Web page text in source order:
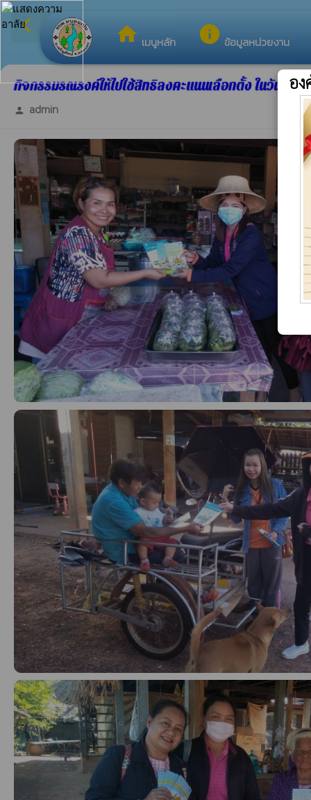
home เมนูหลัก info ข้อมูลหน่วยงาน
arrow_back_ios กลับเมนูหลัก
กิจกรรมรณรงค์ให้ไปใช้สิทธิลงคะแนนเลือกตั้ง ในวันที่
person admin
อ